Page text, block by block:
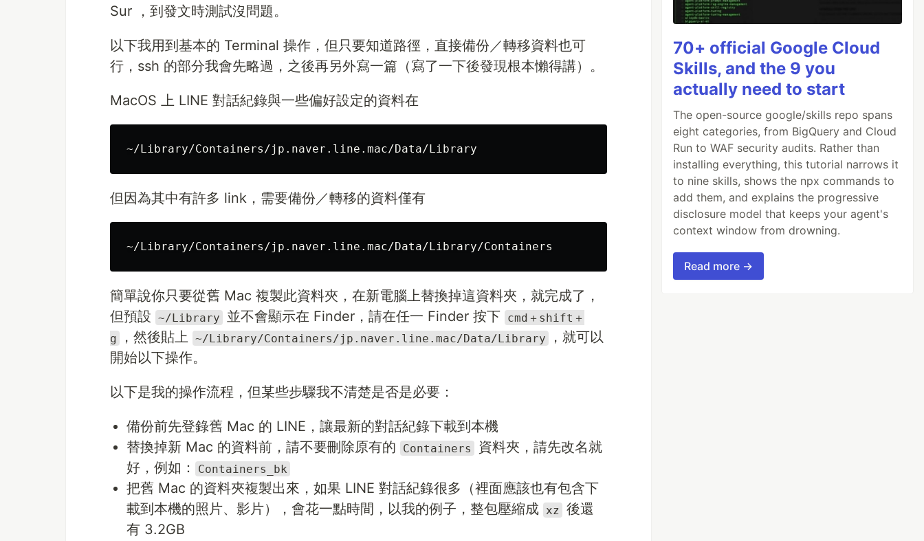
Sur ，到發文時測試沒問題。
以下我用到基本的 Terminal 操作，但只要知道路徑，直接備份／轉移資料也可
行，ssh 的部分我會先略過，之後再另外寫一篇（寫了一下後發現根本懶得講）。
MacOS 上 LINE 對話紀錄與一些偏好設定的資料在
但因為其中有許多 link，需要備份／轉移的資料僅有
簡單說你只要從舊 Mac 複製此資料夾，在新電腦上替換掉這資料夾，就完成了，
但預設 ~/Library 並不會顯示在 Finder，請在任一 Finder 按下 cmd＋shift＋
g
，然後貼上 ~/Library/Containers/jp.naver.line.mac/Data/Library
，就可以
開始以下操作。
以下是我的操作流程，但某些步驟我不清楚是否是必要：
備份前先登錄舊 Mac 的 LINE，讓最新的對話紀錄下載到本機
替換掉新 Mac 的資料前，請不要刪除原有的
Containers
資料夾，請先改名就
好，例如：
Containers_bk
把舊 Mac 的資料夾複製出來，如果 LINE 對話紀錄很多（裡面應該也有包含下
載到本機的照片、影片），會花一點時間，以我的例子，整包壓縮成 xz
後還
有 3.2GB
70+ official Google Cloud
Skills, and the 9 you
actually need to start
The open-source google/skills repo spans
eight categories, from BigQuery and Cloud
Run to WAF security audits. Rather than
installing everything, this tutorial narrows it
to nine skills, shows the npx commands to
add them, and explains the progressive
disclosure model that keeps your agent's
context window from drowning.
Read more →